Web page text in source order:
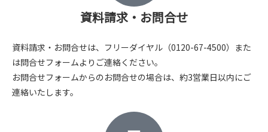
資料請求・お問合せ
資料請求・お問合せは、フリーダイヤル（0120-67-4500）また
は問合せフォームよりご連絡ください。
お問合せフォームからのお問合せの場合は、約3営業日以内にご
連絡いたします。